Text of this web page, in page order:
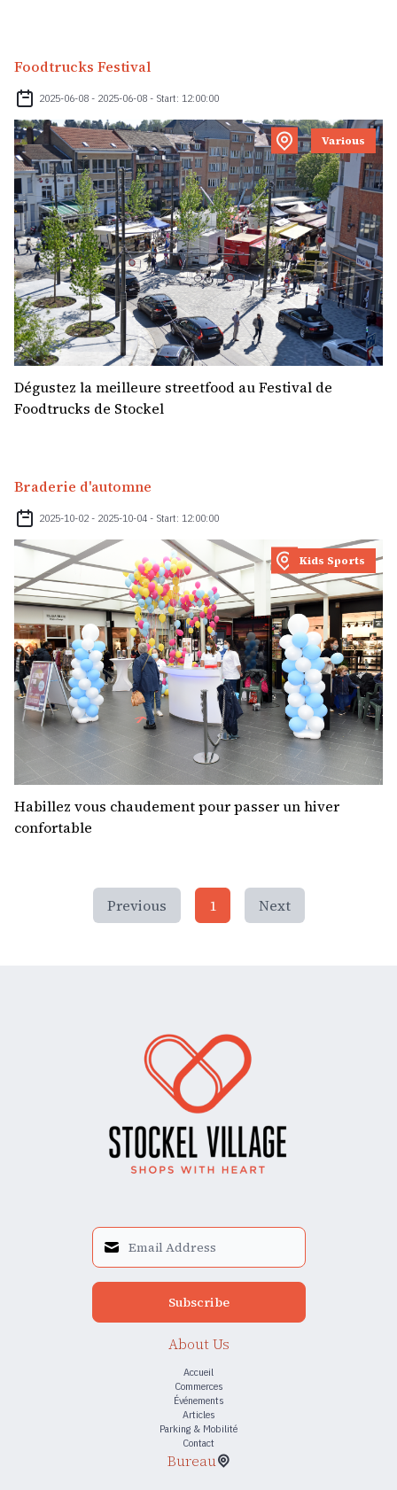
Foodtrucks Festival
2025-06-08 - 2025-06-08 - Start: 12:00:00
Various
Dégustez la meilleure streetfood au Festival de
Foodtrucks de Stockel
Braderie d'automne
2025-10-02 - 2025-10-04 - Start: 12:00:00
Kids Sports
Habillez vous chaudement pour passer un hiver
confortable
Previous 1 Next
Subscribe
About Us
Accueil
Commerces
Événements
Articles
Parking & Mobilité
Contact
Bureau